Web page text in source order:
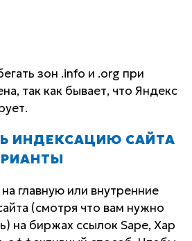
зон .info и .org при
так как бывает, что Яндекс
ИНДЕКСАЦИЮ САЙТА
главную или внутренние
(смотря что вам нужно
на биржах ссылок Sape, Xap